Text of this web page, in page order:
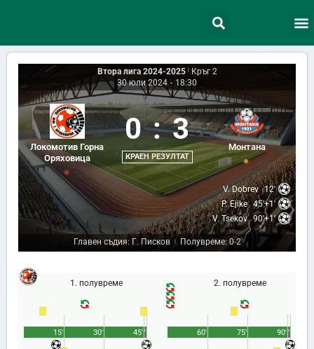
Втора лига 2024-2025
Кръг 2
30 юли 2024 - 18:30
Локомотив Горна
Оряховица
0 : 3
КРАЕН РЕЗУЛТАТ
Монтана
V. Dobrev 12'
P. Ejike 45'+1'
V. Tsekov 90'+1'
Главен съдия: Г. Писков Полувреме: 0-2
1. полувреме
45'
15' 30' 1'
2. полувреме
90'
60' 75' 1'